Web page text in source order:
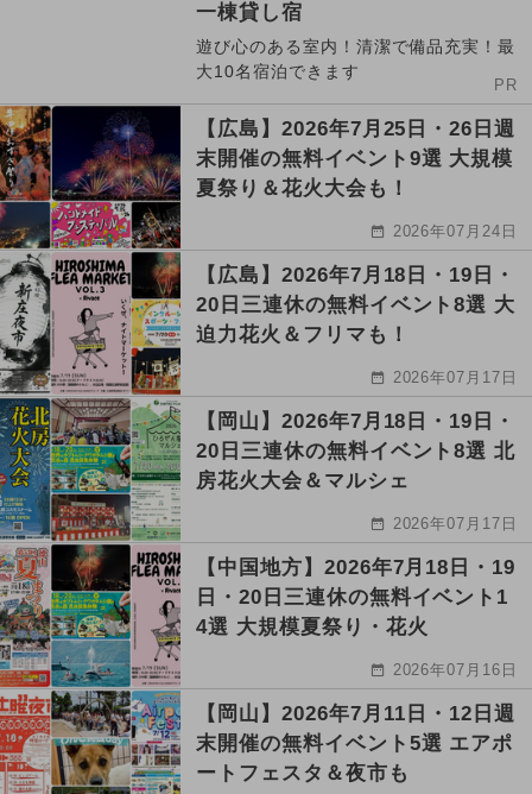
一棟貸し宿
遊び心のある室内！清潔で備品充実！最
大10名宿泊できます
PR
【広島】2026年7月25日・26日週
末開催の無料イベント9選 大規模
夏祭り＆花火大会も！
2026年07月24日
【広島】2026年7月18日・19日・
20日三連休の無料イベント8選 大
迫力花火＆フリマも！
2026年07月17日
【岡山】2026年7月18日・19日・
20日三連休の無料イベント8選 北
房花火大会＆マルシェ
2026年07月17日
【中国地方】2026年7月18日・19
日・20日三連休の無料イベント1
4選 大規模夏祭り・花火
2026年07月16日
【岡山】2026年7月11日・12日週
末開催の無料イベント5選 エアポ
ートフェスタ＆夜市も